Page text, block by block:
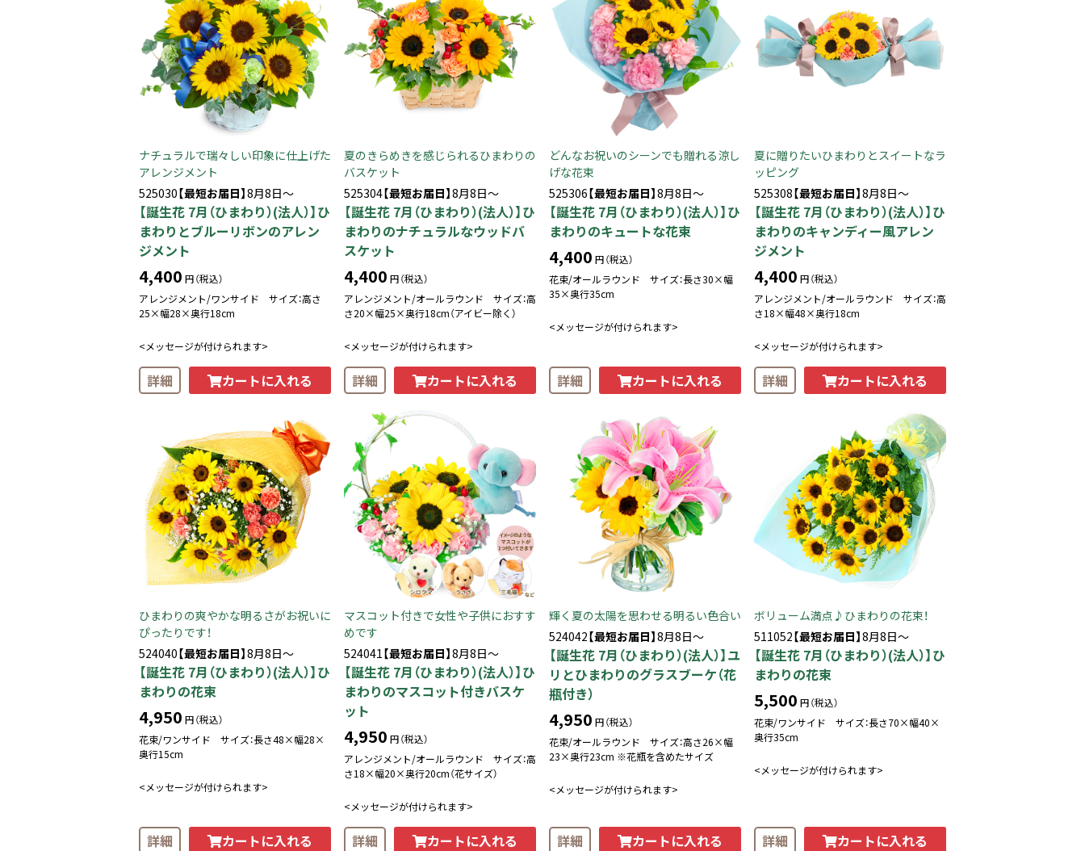
ナチュラルで瑞々しい印象に仕上げた
アレンジメント
525030【最短お届日】8月8日～
【誕生花 7月（ひまわり）(法人）】ひ
まわりとブルーリボンのアレン
ジメント
4,400 円（税込）
アレンジメント/ワンサイド サイズ：高さ
25×幅28×奥行18cm
<メッセージが付けられます>
詳細 カートに入れる
夏のきらめきを感じられるひまわりの
バスケット
525304【最短お届日】8月8日～
【誕生花 7月（ひまわり）(法人）】ひ
まわりのナチュラルなウッドバ
スケット
4,400 円（税込）
アレンジメント/オールラウンド サイズ：高
さ20×幅25×奥行18cm（アイビー除く）
<メッセージが付けられます>
詳細 カートに入れる
どんなお祝いのシーンでも贈れる涼し
げな花束
525306【最短お届日】8月8日～
【誕生花 7月（ひまわり）(法人）】ひ
まわりのキュートな花束
4,400 円（税込）
花束/オールラウンド サイズ：長さ30×幅
35×奥行35cm
<メッセージが付けられます>
詳細 カートに入れる
夏に贈りたいひまわりとスイートなラ
ッピング
525308【最短お届日】8月8日～
【誕生花 7月（ひまわり）(法人）】ひ
まわりのキャンディー風アレン
ジメント
4,400 円（税込）
アレンジメント/オールラウンド サイズ：高
さ18×幅48×奥行18cm
<メッセージが付けられます>
詳細 カートに入れる
ひまわりの爽やかな明るさがお祝いに
ぴったりです！
524040【最短お届日】8月8日～
【誕生花 7月（ひまわり）(法人）】ひ
まわりの花束
4,950 円（税込）
花束/ワンサイド サイズ：長さ48×幅28×
奥行15cm
<メッセージが付けられます>
詳細 カートに入れる
マスコット付きで女性や子供におすす
めです
524041【最短お届日】8月8日～
【誕生花 7月（ひまわり）(法人）】ひ
まわりのマスコット付きバスケ
ット
4,950 円（税込）
アレンジメント/オールラウンド サイズ：高
さ18×幅20×奥行20cm（花サイズ）
<メッセージが付けられます>
詳細 カートに入れる
輝く夏の太陽を思わせる明るい色合い
524042【最短お届日】8月8日～
【誕生花 7月（ひまわり）(法人）】ユ
リとひまわりのグラスブーケ（花
瓶付き）
4,950 円（税込）
花束/オールラウンド サイズ：高さ26×幅
23×奥行23cm ※花瓶を含めたサイズ
<メッセージが付けられます>
詳細 カートに入れる
ボリューム満点♪ひまわりの花束！
511052【最短お届日】8月8日～
【誕生花 7月（ひまわり）(法人）】ひ
まわりの花束
5,500 円（税込）
花束/ワンサイド サイズ：長さ70×幅40×
奥行35cm
<メッセージが付けられます>
詳細 カートに入れる